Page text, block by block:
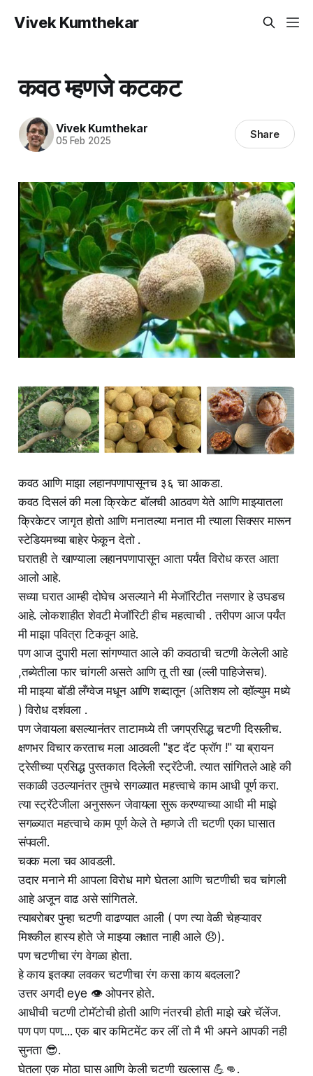
Vivek Kumthekar
कवठ म्हणजे कटकट
Vivek Kumthekar
05 Feb 2025 Share
कवठ आणि माझा लहानपणापासूनच ३६ चा आकडा.
कवठ दिसलं की मला क्रिकेट बॉलची आठवण येते आणि माझ्यातला
क्रिकेटर जागृत होतो आणि मनातल्या मनात मी त्याला सिक्सर मारून
स्टेडियमच्या बाहेर फेकून देतो .
घरातही ते खाण्याला लहानपणापासून आता पर्यंत विरोध करत आता
आलो आहे.
सध्या घरात आम्ही दोघेच असल्याने मी मेजॉरिटीत नसणार हे उघडच
आहे. लोकशाहीत शेवटी मेजॉरिटी हीच महत्वाची . तरीपण आज पर्यंत
मी माझा पवित्रा टिकवून आहे.
पण आज दुपारी मला सांगण्यात आले की कवठाची चटणी केलेली आहे
,तब्येतीला फार चांगली असते आणि तू ती खा (ल्ली पाहिजेसच).
मी माझ्या बॉडी लँग्वेज मधून आणि शब्दातून (अतिशय लो व्हॉल्युम मध्ये
) विरोध दर्शवला .
पण जेवायला बसल्यानंतर ताटामध्ये ती जगप्रसिद्ध चटणी दिसलीच.
क्षणभर विचार करताच मला आठवली "इट दॅट फ्रॉग !" या ब्रायन
ट्रेसीच्या प्रसिद्ध पुस्तकात दिलेली स्ट्रॅटेजी. त्यात सांगितले आहे की
सकाळी उठल्यानंतर तुमचे सगळ्यात महत्त्वाचे काम आधी पूर्ण करा.
त्या स्ट्रॅटेजीला अनुसरून जेवायला सुरू करण्याच्या आधी मी माझे
सगळ्यात महत्त्वाचे काम पूर्ण केले ते म्हणजे ती चटणी एका घासात
संपवली.
चक्क मला चव आवडली.
उदार मनाने मी आपला विरोध मागे घेतला आणि चटणीची चव चांगली
आहे अजून वाढ असे सांगितले.
त्याबरोबर पुन्हा चटणी वाढण्यात आली ( पण त्या वेळी चेहऱ्यावर
मिश्कील हास्य होते जे माझ्या लक्षात नाही आले 😞).
पण चटणीचा रंग वेगळा होता.
हे काय इतक्या लवकर चटणीचा रंग कसा काय बदलला?
उत्तर अगदी eye 👁 ओपनर होते.
आधीची चटणी टोमॅटोची होती आणि नंतरची होती माझे खरे चॅलेंज.
पण पण पण.... एक बार कमिटमेंट कर लीं तो मै भी अपने आपकी नही
सुनता 😎.
घेतला एक मोठा घास आणि केली चटणी खल्लास 💪👊.